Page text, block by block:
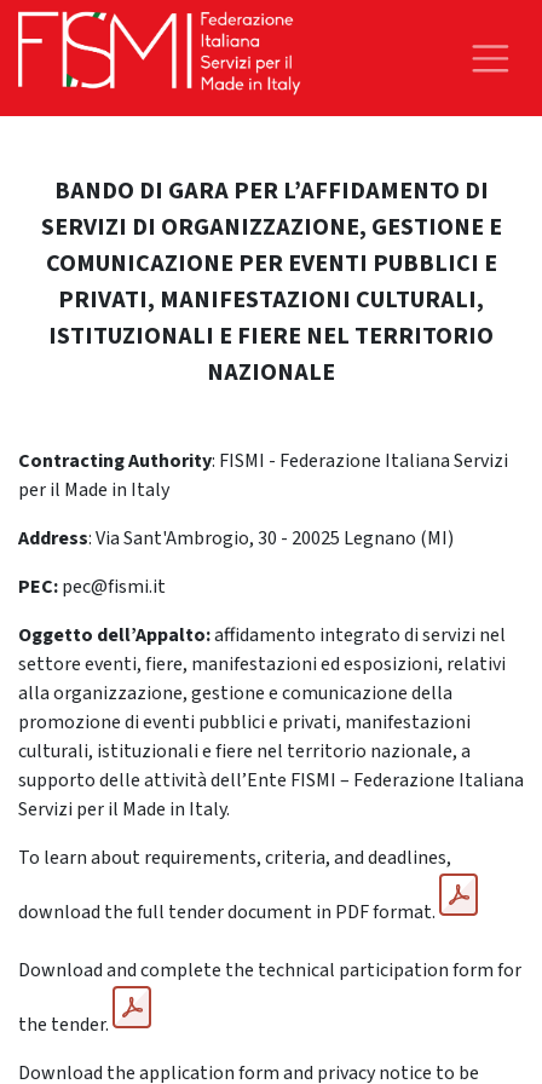
BANDO DI GARA PER L’AFFIDAMENTO DI
SERVIZI DI ORGANIZZAZIONE, GESTIONE E
COMUNICAZIONE PER EVENTI PUBBLICI E
PRIVATI, MANIFESTAZIONI CULTURALI,
ISTITUZIONALI E FIERE NEL TERRITORIO
NAZIONALE
Contracting Authority: FISMI - Federazione Italiana Servizi
per il Made in Italy
Address: Via Sant'Ambrogio, 30 - 20025 Legnano (MI)
PEC:pec@fismi.it
Oggetto dell’Appalto:affidamento integrato di servizi nel
settore eventi, fiere, manifestazioni ed esposizioni, relativi
alla organizzazione, gestione e comunicazione della
promozione di eventi pubblici e privati, manifestazioni
culturali, istituzionali e fiere nel territorio nazionale, a
supporto delle attività dell’Ente FISMI – Federazione Italiana
Servizi per il Made in Italy.
To learn about requirements, criteria, and deadlines,
download the full tender document in PDF format.
Download and complete the technical participation form for
the tender.
Download the application form and privacy notice to be